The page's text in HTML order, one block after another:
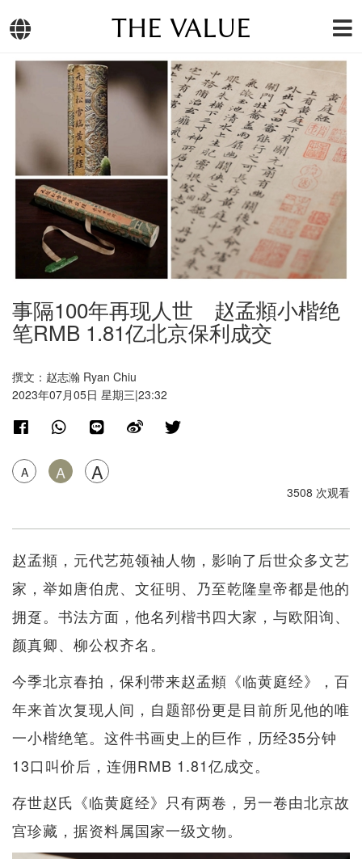
THE VALUE
事隔100年再现人世 赵孟頫小楷绝
笔RMB 1.81亿北京保利成交
撰文：赵志瀚 Ryan Chiu
2023年07月05日 星期三|23:32
A A A
3508 次观看
赵孟頫，元代艺苑领袖人物，影响了后世众多文艺
家，举如唐伯虎、文征明、乃至乾隆皇帝都是他的
拥趸。书法方面，他名列楷书四大家，与欧阳询、
颜真卿、柳公权齐名。
今季北京春拍，保利带来赵孟頫《临黄庭经》，百
年来首次复现人间，自题部份更是目前所见他的唯
一小楷绝笔。这件书画史上的巨作，历经35分钟
13口叫价后，连佣RMB 1.81亿成交。
存世赵氏《临黄庭经》只有两卷，另一卷由北京故
宫珍藏，据资料属国家一级文物。